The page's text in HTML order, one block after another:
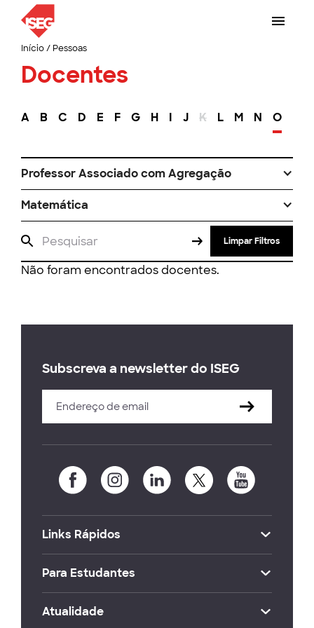
Início/ Pessoas
Docentes
A B C D E F G H I J K L M N O
Professor Associado com Agregação
Matemática
Limpar Filtros
Não foram encontrados docentes.
Subscreva a newsletter do ISEG
Links Rápidos
Para Estudantes
Atualidade